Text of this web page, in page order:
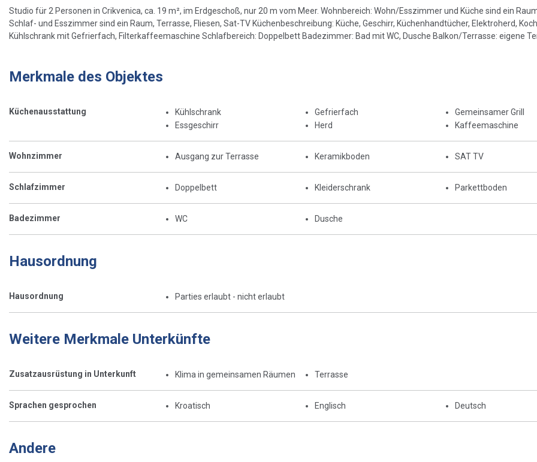
Studio für 2 Personen in Crikvenica, ca. 19 m², im Erdgeschoß, nur 20 m vom Meer. Wohnbereich: Wohn/Esszimmer und Küche sind ein
Schlaf- und Esszimmer sind ein Raum, Terrasse, Fliesen, Sat-TV Küchenbeschreibung: Küche, Geschirr, Küchenhandtücher, Elektroherd,
Kühlschrank mit Gefrierfach, Filterkaffeemaschine Schlafbereich: Doppelbett Badezimmer: Bad mit WC, Dusche Balkon/Terrasse: eigene
Merkmale des Objektes
Küchenausstattung
Kühlschrank
Essgeschirr
Gefrierfach
Herd
Gemeinsamer Grill
Kaffeemaschine
Wohnzimmer Ausgang zur Terrasse Keramikboden SAT TV
Schlafzimmer Doppelbett Kleiderschrank Parkettboden
Badezimmer WC Dusche
Hausordnung
Hausordnung Parties erlaubt - nicht erlaubt
Weitere Merkmale Unterkünfte
Zusatzausrüstung in Unterkunft Klima in gemeinsamen Räumen Terrasse
Sprachen gesprochen Kroatisch Englisch Deutsch
Andere